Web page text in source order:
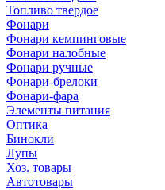
Топливо твердое
Фонари
Фонари кемпинговые
Фонари налобные
Фонари ручные
Фонари-брелоки
Фонари-фара
Элементы питания
Оптика
Бинокли
Лупы
Хоз. товары
Автотовары